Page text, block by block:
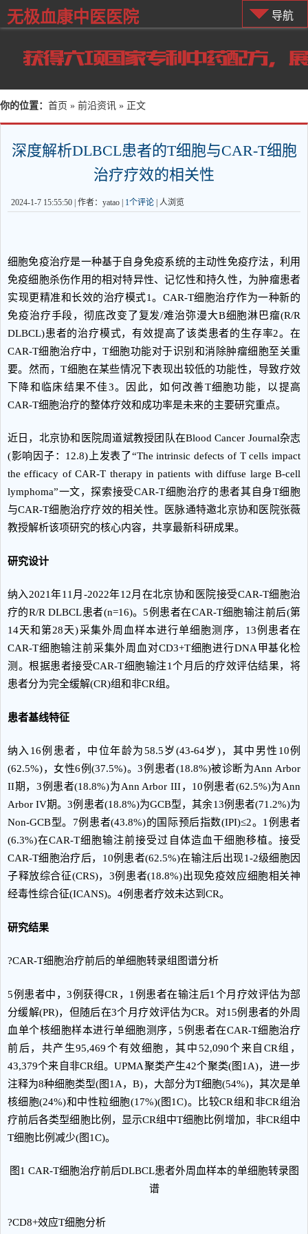
导航
无极血康中医医院
你的位置： 首页 » 前沿资讯 » 正文
深度解析DLBCL患者的T细胞与CAR-T细胞
治疗疗效的相关性
2024-1-7 15:55:50 | 作者：yatao | 1个评论 人浏览
细胞免疫治疗是一种基于自身免疫系统的主动性免疫疗法，利用
免疫细胞杀伤作用的相对特异性、记忆性和持久性，为肿瘤患者
实现更精准和长效的治疗模式1。CAR-T细胞治疗作为一种新的
免疫治疗手段，彻底改变了复发/难治弥漫大B细胞淋巴瘤(R/R
DLBCL)患者的治疗模式，有效提高了该类患者的生存率2。在
CAR-T细胞治疗中，T细胞功能对于识别和消除肿瘤细胞至关重
要。然而，T细胞在某些情况下表现出较低的功能性，导致疗效
下降和临床结果不佳3。因此，如何改善T细胞功能，以提高
CAR-T细胞治疗的整体疗效和成功率是未来的主要研究重点。
近日，北京协和医院周道斌教授团队在Blood Cancer Journal杂志
(影响因子：12.8)上发表了“The intrinsic defects of T cells impact
the efficacy of CAR-T therapy in patients with diffuse large B-cell
lymphoma”一文，探索接受CAR-T细胞治疗的患者其自身T细胞
与CAR-T细胞治疗疗效的相关性。医脉通特邀北京协和医院张薇
教授解析该项研究的核心内容，共享最新科研成果。
研究设计
纳入2021年11月-2022年12月在北京协和医院接受CAR-T细胞治
疗的R/R DLBCL患者(n=16)。5例患者在CAR-T细胞输注前后(第
14天和第28天)采集外周血样本进行单细胞测序，13例患者在
CAR-T细胞输注前采集外周血对CD3+T细胞进行DNA甲基化检
测。根据患者接受CAR-T细胞输注1个月后的疗效评估结果，将
患者分为完全缓解(CR)组和非CR组。
患者基线特征
纳入16例患者，中位年龄为58.5岁(43-64岁)，其中男性10例
(62.5%)，女性6例(37.5%)。3例患者(18.8%)被诊断为Ann Arbor
II期，3例患者(18.8%)为Ann Arbor III，10例患者(62.5%)为Ann
Arbor IV期。3例患者(18.8%)为GCB型，其余13例患者(71.2%)为
Non-GCB型。7例患者(43.8%)的国际预后指数(IPI)≤2。1例患者
(6.3%)在CAR-T细胞输注前接受过自体造血干细胞移植。接受
CAR-T细胞治疗后，10例患者(62.5%)在输注后出现1-2级细胞因
子释放综合征(CRS)，3例患者(18.8%)出现免疫效应细胞相关神
经毒性综合征(ICANS)。4例患者疗效未达到CR。
研究结果
?CAR-T细胞治疗前后的单细胞转录组图谱分析
5例患者中，3例获得CR，1例患者在输注后1个月疗效评估为部
分缓解(PR)，但随后在3个月疗效评估为CR。对15例患者的外周
血单个核细胞样本进行单细胞测序，5例患者在CAR-T细胞治疗
前后，共产生95,469个有效细胞，其中52,090个来自CR组，
43,379个来自非CR组。UPMA聚类产生42个聚类(图1A)，进一步
注释为8种细胞类型(图1A，B)，大部分为T细胞(54%)，其次是单
核细胞(24%)和中性粒细胞(17%)(图1C)。比较CR组和非CR组治
疗前后各类型细胞比例，显示CR组中T细胞比例增加，非CR组中
T细胞比例减少(图1C)。
图1 CAR-T细胞治疗前后DLBCL患者外周血样本的单细胞转录图
谱
?CD8+效应T细胞分析